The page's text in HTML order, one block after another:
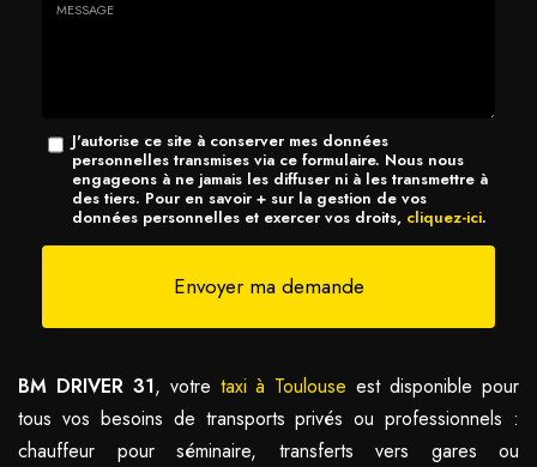
MessageJ'autorise ce site à conserver mes données
personnelles transmises via ce formulaire. Nous nous
engageons à ne jamais les diffuser ni à les transmettre à
des tiers. Pour en savoir + sur la gestion de vos
données personnelles et exercer vos droits, cliquez-ici.
Acceptation
Envoyer ma demande
BM DRIVER 31, votre taxi à Toulouse est disponible pour
tous vos besoins de transports privés ou professionnels :
chauffeur pour séminaire, transferts vers gares ou